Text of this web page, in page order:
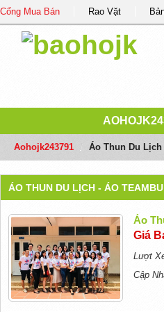
Cổng Mua Bán Rao Vặt
Aohojk243791 Áo Thun Du
ÁO THUN DU LỊCH - ÁO
Áo
Giá
Lượt
Cập